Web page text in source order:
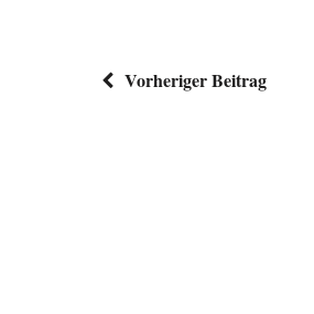
Vorheriger Beitrag